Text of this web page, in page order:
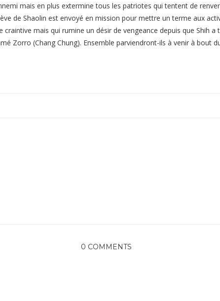
mais en plus extermine tous les patriotes qui tentent de
de Shaolin est envoyé en mission pour mettre un terme aux
craintive mais qui rumine un désir de vengeance depuis que Shih
Zorro (Chang Chung). Ensemble parviendront-ils à venir à bout
0 COMMENTS